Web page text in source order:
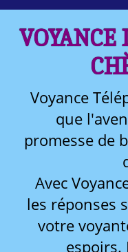
Voyance
que
promesse de
Avec
les réponses
votre
espoirs.